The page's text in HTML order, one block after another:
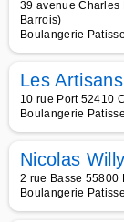
39 avenue Charles
Barrois)
Boulangerie
Les
10 rue Port 52410
Boulangerie
Nicolas Willy
2 rue Basse 55800
Boulangerie